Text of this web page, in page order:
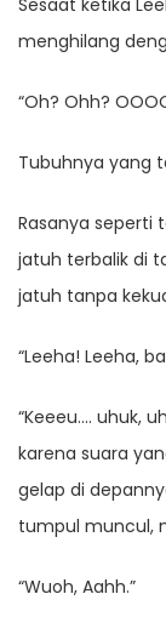
Sesaat ketika
menghilang
“Oh? Ohh?
Tubuhnya yang
Rasanya seperti
jatuh terbalik di
jatuh tanpa
“Leeha! Leeha,
“Keeeu…. uhuk,
karena suara
gelap di
tumpul muncul,
“Wuoh, Aahh.”